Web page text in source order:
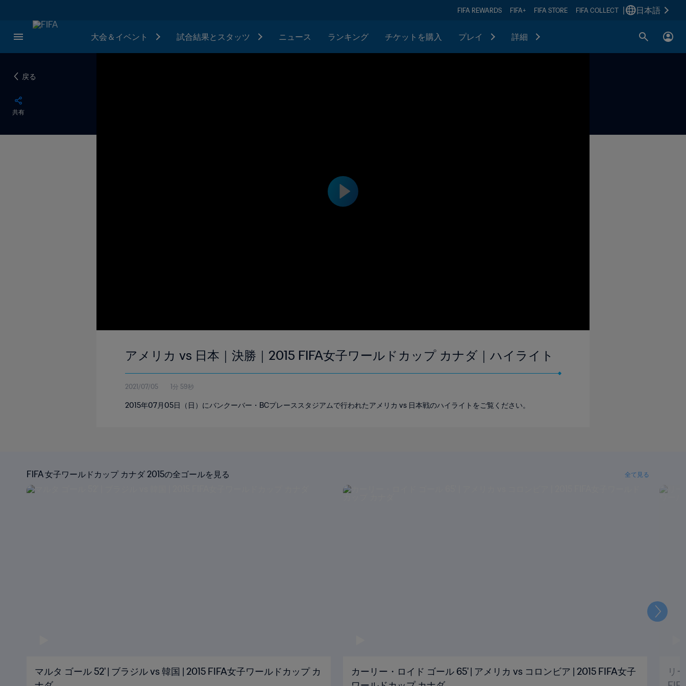
FIFA REWARDS FIFA+ FIFA STORE FIFA COLLECT 日本語
大会＆イベント 試合結果とスタッツ ニュース ランキング チケットを購入 プレイ 詳細
戻る
共有
アメリカ vs 日本｜決勝｜2015 FIFA女子ワールドカップ カナダ｜ハイライト
2021/07/05 1分 59秒
2015年07月05日（日）にバンクーバー・BCプレーススタジアムで行われたアメリカ vs 日本戦のハイライトをご覧ください。
FIFA 女子ワールドカップ カナダ 2015の全ゴールを見る 全て見る
マルタ ゴール 52' | ブラジル vs 韓国 | 2015 FIFA女子ワールドカップ カ
カーリー・ロイド ゴール 65' | アメリカ vs コロンビア | 2015 FIFA女子
リ
次